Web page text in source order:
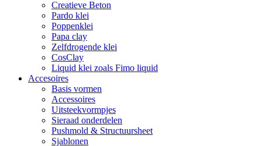
Creatieve Beton
Pardo klei
Poppenklei
Papa clay
Zelfdrogende klei
CosClay
Liquid klei zoals Fimo liquid
Accesoires
Basis vormen
Accessoires
Uitsteekvormpjes
Sieraad onderdelen
Pushmold & Structuursheet
Sjablonen